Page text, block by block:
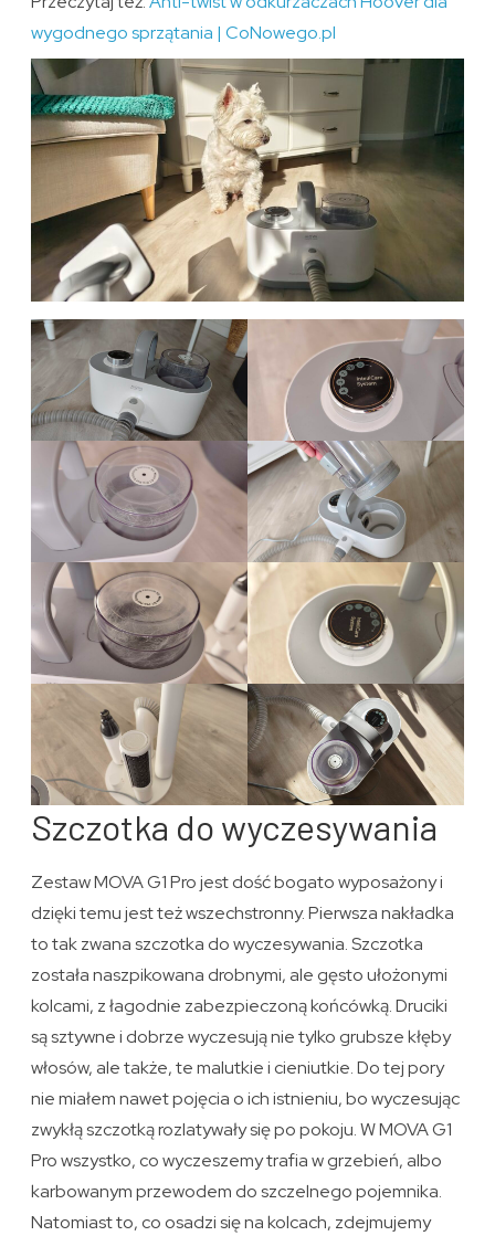
wygodnego sprzątania | CoNowego.pl
Szczotka do wyczesywania
Zestaw MOVA G1 Pro jest dość bogato wyposażony i
dzięki temu jest też wszechstronny. Pierwsza nakładka
to tak zwana szczotka do wyczesywania. Szczotka
została naszpikowana drobnymi, ale gęsto ułożonymi
kolcami, z łagodnie zabezpieczoną końcówką. Druciki
są sztywne i dobrze wyczesują nie tylko grubsze kłęby
włosów, ale także, te malutkie i cieniutkie. Do tej pory
nie miałem nawet pojęcia o ich istnieniu, bo wyczesując
zwykłą szczotką rozlatywały się po pokoju. W MOVA G1
Pro wszystko, co wyczeszemy trafia w grzebień, albo
karbowanym przewodem do szczelnego pojemnika.
Natomiast to, co osadzi się na kolcach, zdejmujemy